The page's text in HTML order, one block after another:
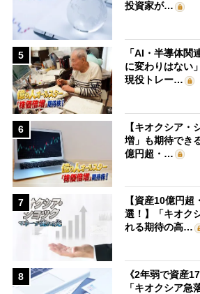
投資家が…
5
「AI・半導体関
に変わりはない
現役トレー…
6
【キオクシア・
増」も期待でき
億円超・…
7
【資産10億円
選！】「キオク
れる期待の高…
8
《2年弱で資産
「キオクシア急